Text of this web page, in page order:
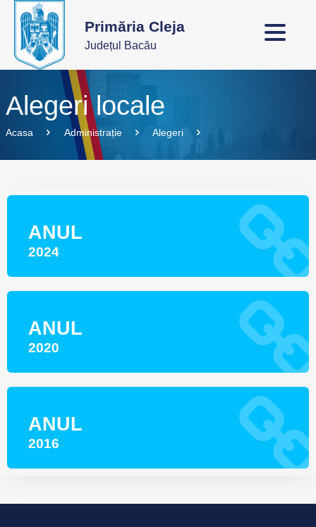
Primăria Cleja
Județul Bacău
Alegeri locale
Acasa Administrație Alegeri
ANUL
2024
ANUL
2020
ANUL
2016